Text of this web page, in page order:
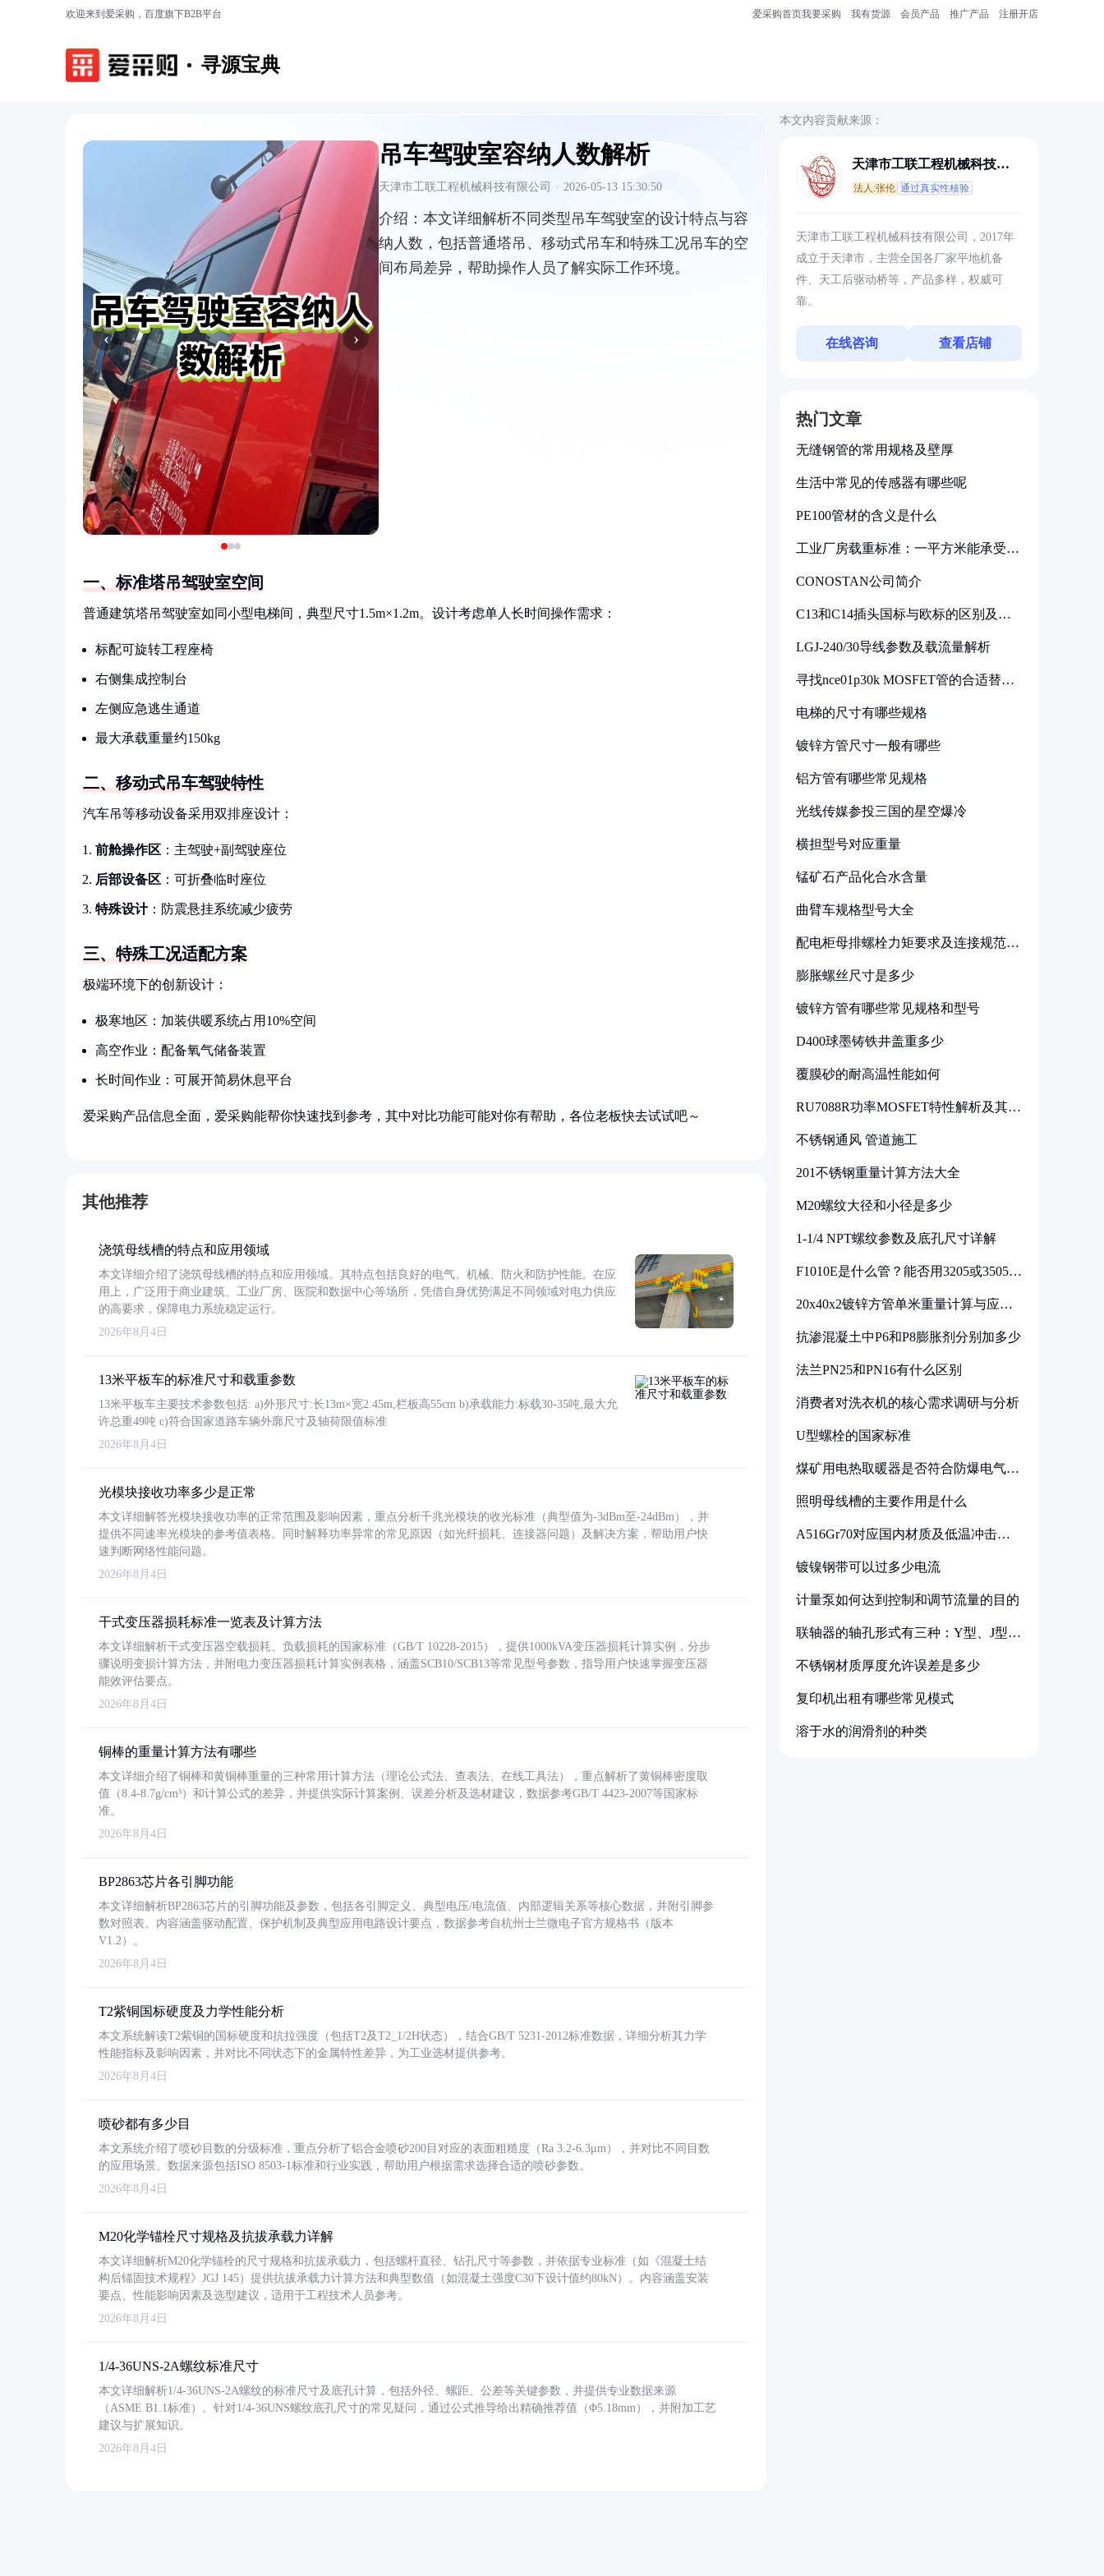
欢迎来到爱采购，百度旗下B2B平台 爱采购首页我要采购 我有货源 会员产品 推广产品 注册开店
寻源宝典
‹ ›
吊车驾驶室容纳人数解析
天津市工联工程机械科技有限公司 · 2026-05-13 15:30:50
介绍： 本文详细解析不同类型吊车驾驶室的设计特点与容
纳人数，包括普通塔吊、移动式吊车和特殊工况吊车的空
间布局差异，帮助操作人员了解实际工作环境。
一、标准塔吊驾驶室空间
普通建筑塔吊驾驶室如同小型电梯间，典型尺寸1.5m×1.2m。设计考虑单人长时间操作需求：
标配可旋转工程座椅
右侧集成控制台
左侧应急逃生通道
最大承载重量约150kg
二、移动式吊车驾驶特性
汽车吊等移动设备采用双排座设计：
前舱操作区 ：主驾驶+副驾驶座位
后部设备区 ：可折叠临时座位
特殊设计：防震悬挂系统减少疲劳
三、特殊工况适配方案
极端环境下的创新设计：
极寒地区：加装供暖系统占用10%空间
高空作业：配备氧气储备装置
长时间作业：可展开简易休息平台
爱采购产品信息全面，爱采购能帮你快速找到参考，其中对比功能可能对你有帮助，各位老板快去试试吧～
其他推荐
浇筑母线槽的特点和应用领域
本文详细介绍了浇筑母线槽的特点和应用领域。其特点包括良好的电气、机械、防火和防护性能。在应
用上，广泛用于商业建筑、工业厂房、医院和数据中心等场所，凭借自身优势满足不同领域对电力供应
的高要求，保障电力系统稳定运行。
2026年8月4日
13米平板车的标准尺寸和载重参数
13米平板车主要技术参数包括: a)外形尺寸:长13m×宽2.45m,栏板高55cm b)承载能力:标载30-35吨,最大允
许总重49吨 c)符合国家道路车辆外廓尺寸及轴荷限值标准
2026年8月4日
光模块接收功率多少是正常
本文详细解答光模块接收功率的正常范围及影响因素，重点分析千兆光模块的收光标准（典型值为-3dBm至-24dBm），并
提供不同速率光模块的参考值表格。同时解释功率异常的常见原因（如光纤损耗、连接器问题）及解决方案，帮助用户快
速判断网络性能问题。
2026年8月4日
干式变压器损耗标准一览表及计算方法
本文详细解析干式变压器空载损耗、负载损耗的国家标准（GB/T 10228-2015），提供1000kVA变压器损耗计算实例，分步
骤说明变损计算方法，并附电力变压器损耗计算实例表格，涵盖SCB10/SCB13等常见型号参数，指导用户快速掌握变压器
能效评估要点。
2026年8月4日
铜棒的重量计算方法有哪些
本文详细介绍了铜棒和黄铜棒重量的三种常用计算方法（理论公式法、查表法、在线工具法），重点解析了黄铜棒密度取
值（8.4-8.7g/cm³）和计算公式的差异，并提供实际计算案例、误差分析及选材建议，数据参考GB/T 4423-2007等国家标
准。
2026年8月4日
BP2863芯片各引脚功能
本文详细解析BP2863芯片的引脚功能及参数，包括各引脚定义、典型电压/电流值、内部逻辑关系等核心数据，并附引脚参
数对照表。内容涵盖驱动配置、保护机制及典型应用电路设计要点，数据参考自杭州士兰微电子官方规格书（版本
V1.2）。
2026年8月4日
T2紫铜国标硬度及力学性能分析
本文系统解读T2紫铜的国标硬度和抗拉强度（包括T2及T2_1/2H状态），结合GB/T 5231-2012标准数据，详细分析其力学
性能指标及影响因素，并对比不同状态下的金属特性差异，为工业选材提供参考。
2026年8月4日
喷砂都有多少目
本文系统介绍了喷砂目数的分级标准，重点分析了铝合金喷砂200目对应的表面粗糙度（Ra 3.2-6.3μm），并对比不同目数
的应用场景。数据来源包括ISO 8503-1标准和行业实践，帮助用户根据需求选择合适的喷砂参数。
2026年8月4日
M20化学锚栓尺寸规格及抗拔承载力详解
本文详细解析M20化学锚栓的尺寸规格和抗拔承载力，包括螺杆直径、钻孔尺寸等参数，并依据专业标准（如《混凝土结
构后锚固技术规程》JGJ 145）提供抗拔承载力计算方法和典型数值（如混凝土强度C30下设计值约80kN）。内容涵盖安装
要点、性能影响因素及选型建议，适用于工程技术人员参考。
2026年8月4日
1/4-36UNS-2A螺纹标准尺寸
本文详细解析1/4-36UNS-2A螺纹的标准尺寸及底孔计算，包括外径、螺距、公差等关键参数，并提供专业数据来源
（ASME B1.1标准）。针对1/4-36UNS螺纹底孔尺寸的常见疑问，通过公式推导给出精确推荐值（Φ5.18mm），并附加工艺
建议与扩展知识。
2026年8月4日
本文内容贡献来源：
天津市工联工程机械科技有
法人:张伦 通过真实性核验
天津市工联工程机械科技有限公司，2017年
成立于天津市，主营全国各厂家平地机备
件、天工后驱动桥等，产品多样，权威可
靠。
在线咨询 查看店铺
热门文章
无缝钢管的常用规格及壁厚
生活中常见的传感器有哪些呢
PE100管材的含义是什么
工业厂房载重标准：一平方米能承受多
CONOSTAN公司简介
C13和C14插头国标与欧标的区别及其
LGJ-240/30导线参数及载流量解析
寻找nce01p30k MOSFET管的合适替代
电梯的尺寸有哪些规格
镀锌方管尺寸一般有哪些
铝方管有哪些常见规格
光线传媒参投三国的星空爆冷
横担型号对应重量
锰矿石产品化合水含量
曲臂车规格型号大全
配电柜母排螺栓力矩要求及连接规范详
膨胀螺丝尺寸是多少
镀锌方管有哪些常见规格和型号
D400球墨铸铁井盖重多少
覆膜砂的耐高温性能如何
RU7088R功率MOSFET特性解析及其在
不锈钢通风 管道施工
201不锈钢重量计算方法大全
M20螺纹大径和小径是多少
1-1/4 NPT螺纹参数及底孔尺寸详解
F1010E是什么管？能否用3205或3505代
20x40x2镀锌方管单米重量计算与应用
抗渗混凝土中P6和P8膨胀剂分别加多少
法兰PN25和PN16有什么区别
消费者对洗衣机的核心需求调研与分析
U型螺栓的国家标准
煤矿用电热取暖器是否符合防爆电气设
照明母线槽的主要作用是什么
A516Gr70对应国内材质及低温冲击要
镀镍钢带可以过多少电流
计量泵如何达到控制和调节流量的目的
联轴器的轴孔形式有三种：Y型、J型、
不锈钢材质厚度允许误差是多少
复印机出租有哪些常见模式
溶于水的润滑剂的种类